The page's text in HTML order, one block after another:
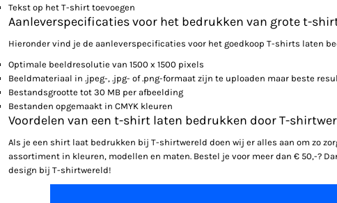
Tekst op het T-shirt toevoegen
Aanleverspecificaties voor het bedrukken van grote t-
Hieronder vind je de aanleverspecificaties voor het goedkoop T-shirts laten
Optimale beeldresolutie van 1500 x 1500 pixels
Beeldmateriaal in .jpeg-, .jpg- of .png-formaat zijn te uploaden maar beste
Bestandsgrootte tot 30 MB per afbeelding
Bestanden opgemaakt in CMYK kleuren
Voordelen van een t-shirt laten bedrukken door T-
Als je een shirt laat bedrukken bij T-shirtwereld doen wij er alles aan om zo
assortiment in kleuren, modellen en maten. Bestel je voor meer dan € 50,-?
design bij T-shirtwereld!